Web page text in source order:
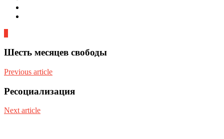
Шесть месяцев свободы
Previous article
Ресоциализация
Next article